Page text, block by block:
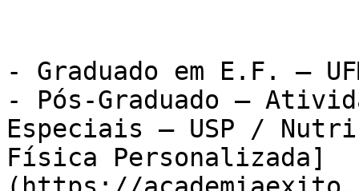
- Graduado em E.F. –
- Pós-Graduado –
Especiais – USP /
Física Personalizada]